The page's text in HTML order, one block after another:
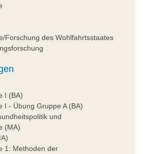
Forschung des Wohlfahrtsstaates
I (BA)
I - Übung Gruppe A (BA)
und
(MA)
1: Methoden der